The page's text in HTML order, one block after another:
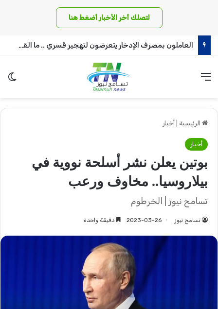
لتصلك أخر الأخبار أضغط هنا
العاملون بمصرف الإدخار يتعرضون لتهجير قسري .. ما القصة!!
القائمة
الرئيسية أخبار
أخبار
بوتين يعلن نشر أسلحة نووية في
بيلاروسيا.. مخاوف ورعب
تسامح نيوز | الخرطوم
تسامح نيوز 2023-03-26 دقيقة واحدة